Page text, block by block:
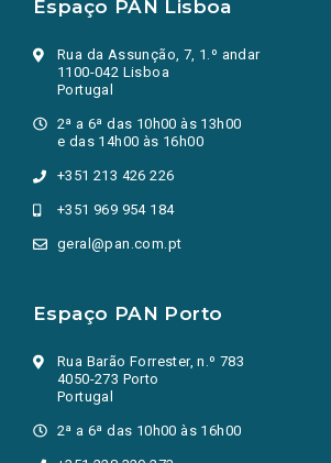
Espaço PAN Lisboa
Rua da Assunção, 7, 1.º andar
1100-042 Lisboa
Portugal
2ª a 6ª das 10h00 às 13h00
e das 14h00 às 16h00
+351 213 426 226
+351 969 954 184
geral@pan.com.pt
Espaço PAN Porto
Rua Barão Forrester, n.º 783
4050-273 Porto
Portugal
2ª a 6ª das 10h00 às 16h00